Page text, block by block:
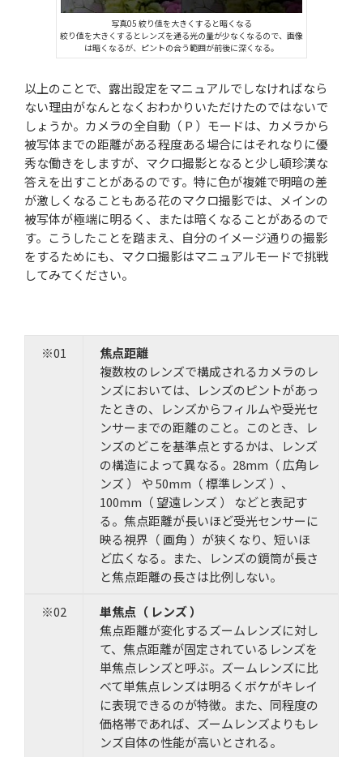
写真05 絞り値を大きくすると暗くなる
絞り値を大きくするとレンズを通る光の量が少なくなるので、画像
は暗くなるが、ピントの合う範囲が前後に深くなる。
以上のことで、露出設定をマニュアルでしなければなら
ない理由がなんとなくおわかりいただけたのではないで
しょうか。カメラの全自動（ P ）モードは、カメラから
被写体までの距離がある程度ある場合にはそれなりに優
秀な働きをしますが、マクロ撮影となると少し頓珍漢な
答えを出すことがあるのです。特に色が複雑で明暗の差
が激しくなることもある花のマクロ撮影では、メインの
被写体が極端に明るく、または暗くなることがあるので
す。こうしたことを踏まえ、自分のイメージ通りの撮影
をするためにも、マクロ撮影はマニュアルモードで挑戦
してみてください。
※01
焦点距離
複数枚のレンズで構成されるカメラのレ
ンズにおいては、レンズのピントがあっ
たときの、レンズからフィルムや受光セ
ンサーまでの距離のこと。このとき、レ
ンズのどこを基準点とするかは、レンズ
の構造によって異なる。28mm（ 広角レ
ンズ ） や 50mm（ 標準レンズ ）、
100mm（ 望遠レンズ ） などと表記す
る。焦点距離が長いほど受光センサーに
映る視界（ 画角 ）が狭くなり、短いほ
ど広くなる。また、レンズの鏡筒が長さ
と焦点距離の長さは比例しない。
※02
単焦点（ レンズ ）
焦点距離が変化するズームレンズに対し
て、焦点距離が固定されているレンズを
単焦点レンズと呼ぶ。ズームレンズに比
べて単焦点レンズは明るくボケがキレイ
に表現できるのが特徴。また、同程度の
価格帯であれば、ズームレンズよりもレ
ンズ自体の性能が高いとされる。